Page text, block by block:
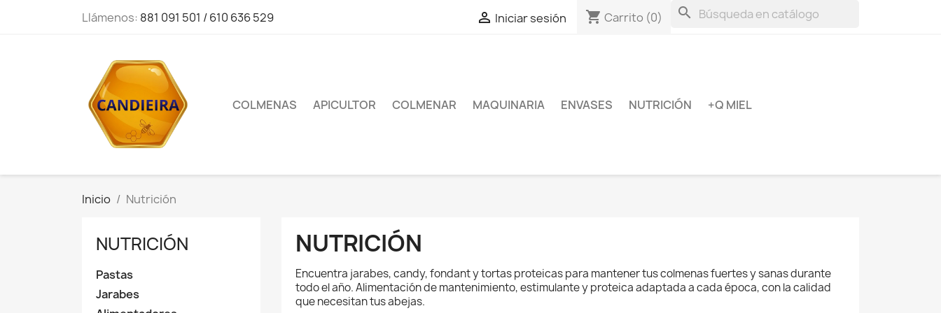
Llámenos: 881 091 501 / 610 636 529  Iniciar sesión shopping_cart Carrito (0) search
COLMENAS APICULTOR COLMENAR MAQUINARIA ENVASES NUTRICIÓN +Q MIEL
Inicio Nutrición
NUTRICIÓN
Pastas
Jarabes
NUTRICIÓN
Encuentra jarabes, candy, fondant y tortas proteicas para mantener tus colmenas fuertes y sanas durante
todo el año. Alimentación de mantenimiento, estimulante y proteica adaptada a cada época, con la calidad
que necesitan tus abejas.